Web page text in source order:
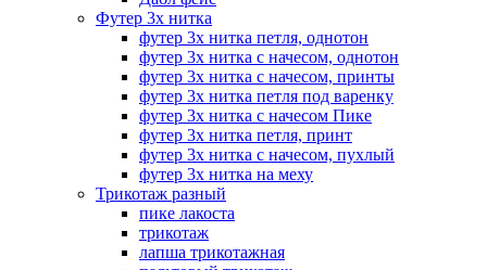
Футер 3х нитка
футер 3х нитка петля, однотон
футер 3х нитка с начесом, однотон
футер 3х нитка с начесом, принты
футер 3х нитка петля под варенку
футер 3х нитка с начесом Пике
футер 3х нитка петля, принт
футер 3х нитка с начесом, пухлый
футер 3х нитка на меху
Трикотаж разный
пике лакоста
трикотаж
лапша трикотажная